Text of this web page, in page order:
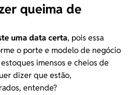
queima de
uma data certa, pois essa
o porte e modelo de negócio
imensos e cheios de
dizer que estão,
entende?